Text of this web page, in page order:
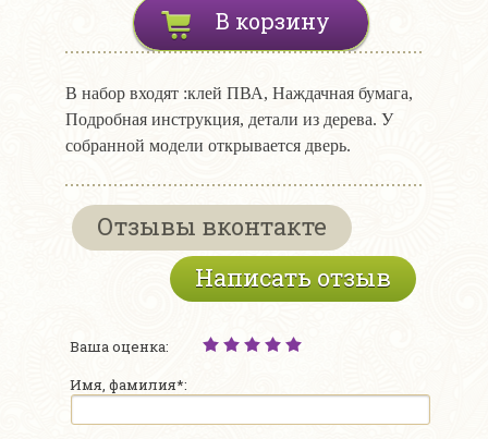
В корзину
В набор входят :клей ПВА, Наждачная бумага,
Подробная инструкция, детали из дерева. У
собранной модели открывается дверь.
Отзывы вконтакте
Написать отзыв
Ваша оценка:
Имя, фамилия*: